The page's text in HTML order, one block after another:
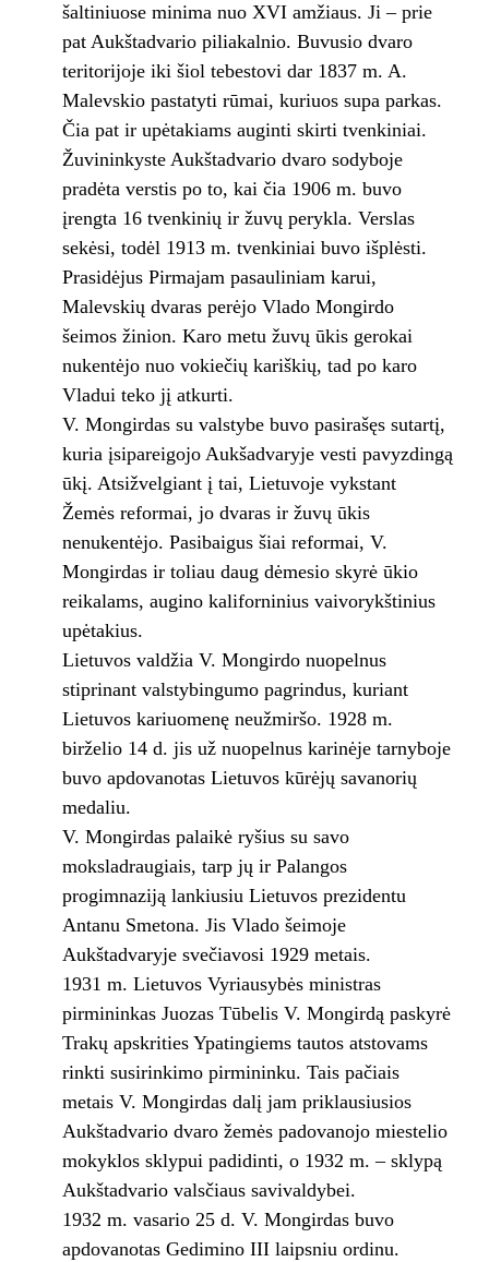
šaltiniuose minima nuo XVI amžiaus. Ji – prie
pat Aukštadvario piliakalnio. Buvusio dvaro
teritorijoje iki šiol tebestovi dar 1837 m. A.
Malevskio pastatyti rūmai, kuriuos supa parkas.
Čia pat ir upėtakiams auginti skirti tvenkiniai.
Žuvininkyste Aukštadvario dvaro sodyboje
pradėta verstis po to, kai čia 1906 m. buvo
įrengta 16 tvenkinių ir žuvų perykla. Verslas
sekėsi, todėl 1913 m. tvenkiniai buvo išplėsti.
Prasidėjus Pirmajam pasauliniam karui,
Malevskių dvaras perėjo Vlado Mongirdo
šeimos žinion. Karo metu žuvų ūkis gerokai
nukentėjo nuo vokiečių kariškių, tad po karo
Vladui teko jį atkurti.
V. Mongirdas su valstybe buvo pasirašęs sutartį,
kuria įsipareigojo Aukšadvaryje vesti pavyzdingą
ūkį. Atsižvelgiant į tai, Lietuvoje vykstant
Žemės reformai, jo dvaras ir žuvų ūkis
nenukentėjo. Pasibaigus šiai reformai, V.
Mongirdas ir toliau daug dėmesio skyrė ūkio
reikalams, augino kaliforninius vaivorykštinius
upėtakius.
Lietuvos valdžia V. Mongirdo nuopelnus
stiprinant valstybingumo pagrindus, kuriant
Lietuvos kariuomenę neužmiršo. 1928 m.
birželio 14 d. jis už nuopelnus karinėje tarnyboje
buvo apdovanotas Lietuvos kūrėjų savanorių
medaliu.
V. Mongirdas palaikė ryšius su savo
moksladraugiais, tarp jų ir Palangos
progimnaziją lankiusiu Lietuvos prezidentu
Antanu Smetona. Jis Vlado šeimoje
Aukštadvaryje svečiavosi 1929 metais.
1931 m. Lietuvos Vyriausybės ministras
pirmininkas Juozas Tūbelis V. Mongirdą paskyrė
Trakų apskrities Ypatingiems tautos atstovams
rinkti susirinkimo pirmininku. Tais pačiais
metais V. Mongirdas dalį jam priklausiusios
Aukštadvario dvaro žemės padovanojo miestelio
mokyklos sklypui padidinti, o 1932 m. – sklypą
Aukštadvario valsčiaus savivaldybei.
1932 m. vasario 25 d. V. Mongirdas buvo
apdovanotas Gedimino III laipsniu ordinu.